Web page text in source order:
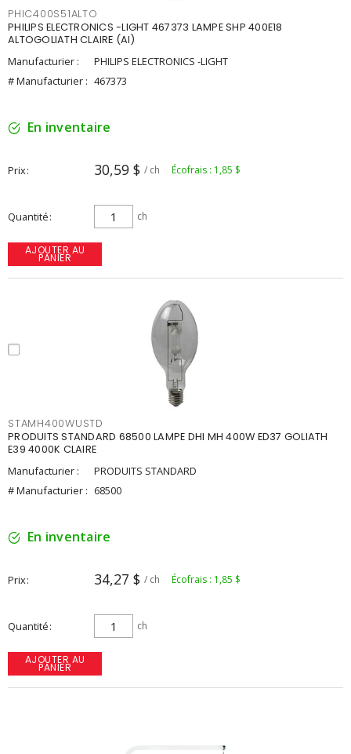
PHIC400S51ALTO
PHILIPS ELECTRONICS -LIGHT 467373 LAMPE SHP 400E18
ALTOGOLIATH CLAIRE (AI)
Manufacturier :
PHILIPS ELECTRONICS -LIGHT
# Manufacturier : 467373
En inventaire
Prix 30,59 $ / ch Écofrais : 1,85 $
Quantité ch
AJOUTER AU
PANIER
STAMH400WUSTD
PRODUITS STANDARD 68500 LAMPE DHI MH 400W ED37 GOLIATH
E39 4000K CLAIRE
Manufacturier :
PRODUITS STANDARD
# Manufacturier : 68500
En inventaire
Prix 34,27 $ / ch Écofrais : 1,85 $
Quantité ch
AJOUTER AU
PANIER